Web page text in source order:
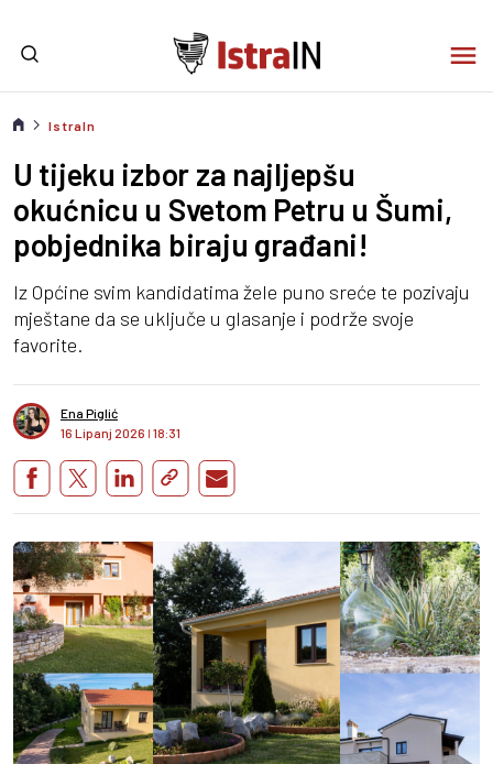
IstraIn
U tijeku izbor za najljepšu
okućnicu u Svetom Petru u Šumi,
pobjednika biraju građani!
Iz Općine svim kandidatima žele puno sreće te pozivaju
mještane da se uključe u glasanje i podrže svoje
favorite.
Ena Piglić
16 Lipanj 2026 I 18:31